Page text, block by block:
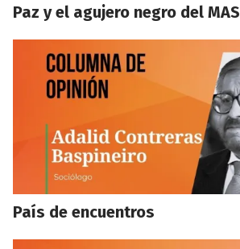
Paz y el agujero negro del MAS
País de encuentros